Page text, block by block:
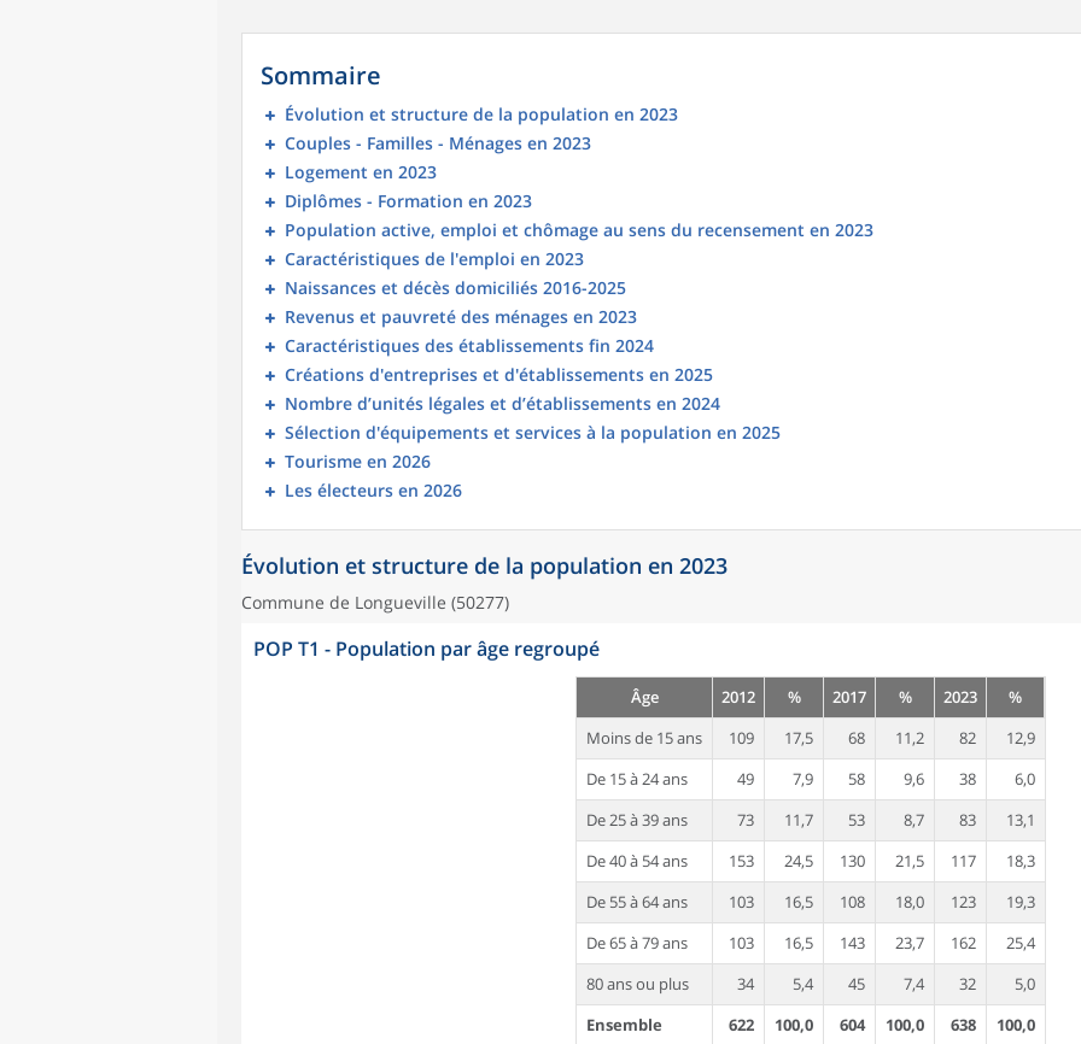
Sommaire
Évolution et structure de la population en 2023
Couples - Familles - Ménages en 2023
Logement en 2023
Diplômes - Formation en 2023
Population active, emploi et chômage au sens du recensement en 2023
Caractéristiques de l'emploi en 2023
Naissances et décès domiciliés 2016-2025
Revenus et pauvreté des ménages en 2023
Caractéristiques des établissements fin 2024
Créations d'entreprises et d'établissements en 2025
Nombre d’unités légales et d’établissements en 2024
Sélection d'équipements et services à la population en 2025
Tourisme en 2026
Les électeurs en 2026
Évolution et structure de la population en 2023
Commune de Longueville (50277)
POP T1 - Population par âge regroupé
Âge 2012 % 2017 % 2023
%
Moins de 15 ans
109 17,5 68 11,2 82
12,9
De 15 à 24 ans
49 7,9 58 9,6 38
6,0
De 25 à 39 ans
73 11,7 53 8,7 83
13,1
De 40 à 54 ans
153 24,5 130 21,5 117
18,3
De 55 à 64 ans
103 16,5 108 18,0 123
19,3
De 65 à 79 ans
103 16,5 143 23,7 162
25,4
80 ans ou plus
34 5,4 45 7,4 32
5,0
Ensemble
622 100,0 604 100,0 638
100,0